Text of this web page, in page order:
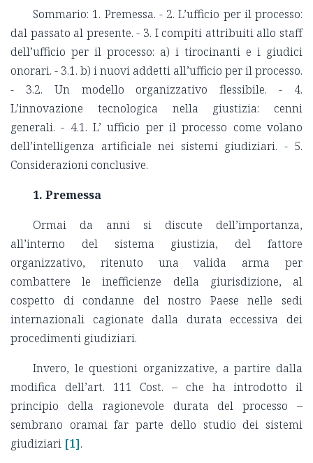
Sommario: 1. Premessa. - 2. L’ufficio per il processo:
dal passato al presente. - 3. I compiti attribuiti allo staff
dell’ufficio per il processo: a) i tirocinanti e i giudici
onorari. - 3.1. b) i nuovi addetti all’ufficio per il processo.
- 3.2. Un modello organizzativo flessibile. - 4.
L’innovazione tecnologica nella giustizia: cenni
generali. - 4.1. L’ ufficio per il processo come volano
dell’intelligenza artificiale nei sistemi giudiziari. - 5.
Considerazioni conclusive.
1. Premessa
Ormai da anni si discute dell’importanza,
all’interno del sistema giustizia, del fattore
organizzativo, ritenuto una valida arma per
combattere le inefficienze della giurisdizione, al
cospetto di condanne del nostro Paese nelle sedi
internazionali cagionate dalla durata eccessiva dei
procedimenti giudiziari.
Invero, le questioni organizzative, a partire dalla
modifica dell’art. 111 Cost. – che ha introdotto il
principio della ragionevole durata del processo –
sembrano oramai far parte dello studio dei sistemi
giudiziari [1].